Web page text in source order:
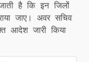
है कि इन जिलों
जाए। अवर सचिव
आदेश जारी किया